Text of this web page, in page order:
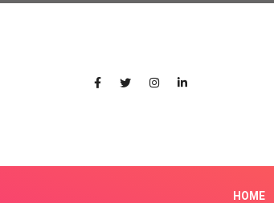
HOME